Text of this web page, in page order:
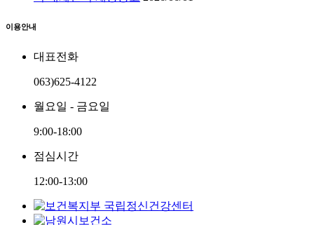
이용안내
대표전화
063)625-4122
월요일 - 금요일
9:00-18:00
점심시간
12:00-13:00